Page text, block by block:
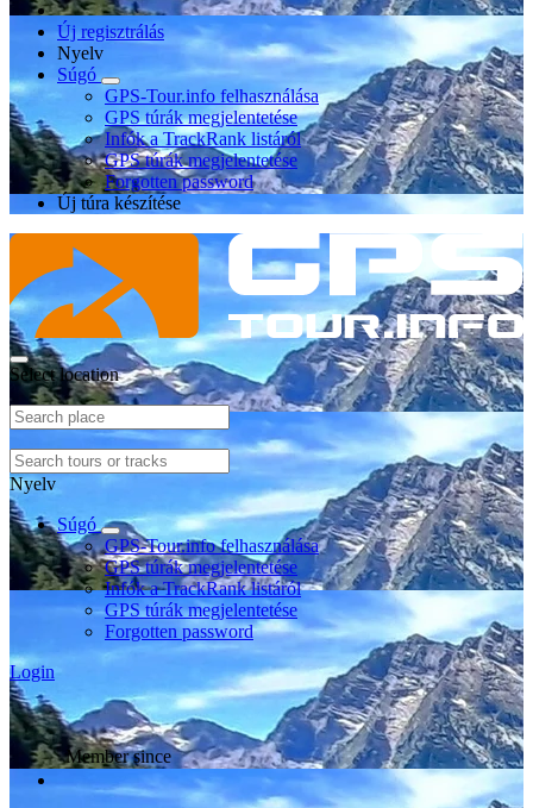
Új regisztrálás
Nyelv
Súgó
GPS-Tour.info felhasználása
GPS túrák megjelentetése
Infók a TrackRank listáról
GPS túrák megjelentetése
Forgotten password
Új túra készítése
Select location
Nyelv
Súgó
GPS-Tour.info felhasználása
GPS túrák megjelentetése
Infók a TrackRank listáról
GPS túrák megjelentetése
Forgotten password
Login
Member since